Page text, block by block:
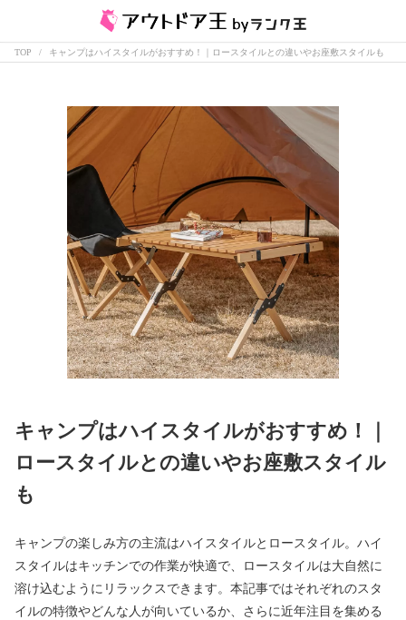
TOP キャンプはハイスタイルがおすすめ！｜ロースタイルとの違いやお座敷スタイルも
キャンプはハイスタイルがおすすめ！｜
ロースタイルとの違いやお座敷スタイル
も
キャンプの楽しみ方の主流はハイスタイルとロースタイル。ハイ
スタイルはキッチンでの作業が快適で、ロースタイルは大自然に
溶け込むようにリラックスできます。本記事ではそれぞれのスタ
イルの特徴やどんな人が向いているか、さらに近年注目を集める